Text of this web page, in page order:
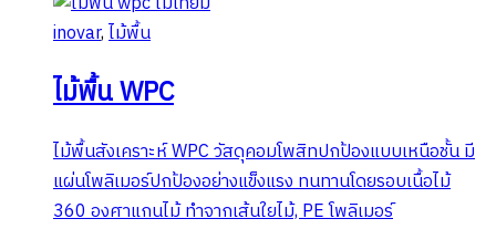
inovar,ไม้พื้น
ไม้พื้น WPC
ไม้พื้นสังเคราะห์ WPC วัสดุคอมโพสิทปกป้องแบบเหนือชั้น มี
แผ่นโพลิเมอร์ปกป้องอย่างแข็งแรง ทนทานโดยรอบเนื้อไม้
360 องศาแกนไม้ ทำจากเส้นใยไม้, PE โพลิเมอร์